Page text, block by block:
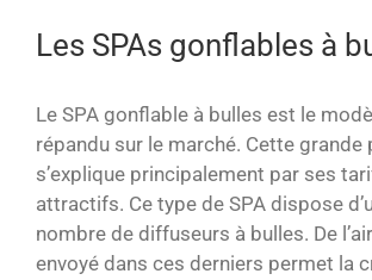
Les SPAs gonflables à
Le SPA gonflable à bulles est le
répandu sur le marché. Cette grande
s’explique principalement par ses
attractifs. Ce type de SPA dispose
nombre de diffuseurs à bulles. De
envoyé dans ces derniers permet la